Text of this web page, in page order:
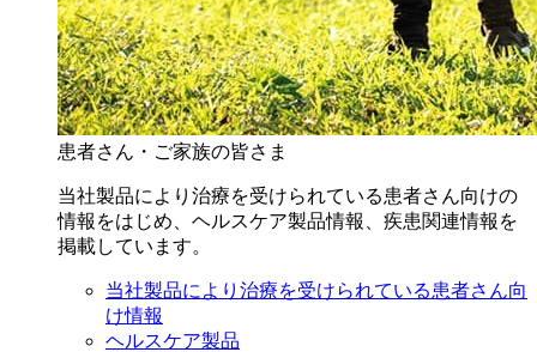
患者さん・ご家族の皆さま
当社製品により治療を受けられている患者さん向けの
情報をはじめ、ヘルスケア製品情報、疾患関連情報を
掲載しています。
当社製品により治療を受けられている患者さん向
け情報
ヘルスケア製品